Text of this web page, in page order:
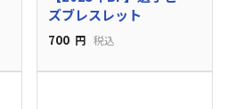
ズブレスレット
700 円 税込